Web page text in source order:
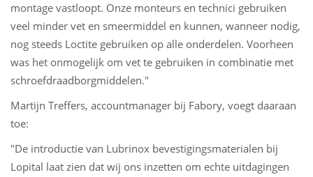
montage vastloopt. Onze monteurs en technici gebruiken
veel minder vet en smeermiddel en kunnen, wanneer nodig,
nog steeds Loctite gebruiken op alle onderdelen. Voorheen
was het onmogelijk om vet te gebruiken in combinatie met
schroefdraadborgmiddelen."
Martijn Treffers, accountmanager bij Fabory, voegt daaraan
toe:
"De introductie van Lubrinox bevestigingsmaterialen bij
Lopital laat zien dat wij ons inzetten om echte uitdagingen